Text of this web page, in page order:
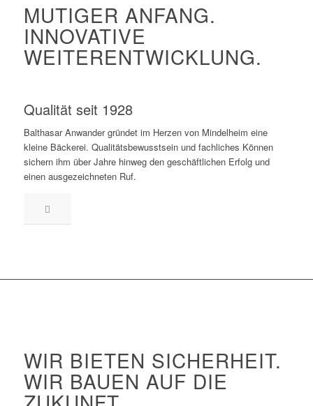
MUTIGER ANFANG.
INNOVATIVE
WEITERENTWICKLUNG.
Qualität seit 1928
Balthasar Anwander gründet im Herzen von Mindelheim eine
kleine Bäckerei. Qualitätsbewusstsein und fachliches Können
sichern ihm über Jahre hinweg den geschäftlichen Erfolg und
einen ausgezeichneten Ruf.
WIR BIETEN SICHERHEIT.
WIR BAUEN AUF DIE